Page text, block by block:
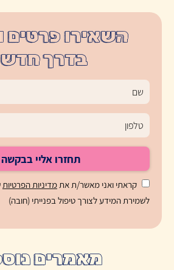
השאירו פרטים
בדרך
תחזרו אליי בבקשה
קראתי ואני מאשר/ת אתמדיניות הפרטיות
לשמירת המידע לצורך טיפול בפנייתי (חובה)
מאמרים